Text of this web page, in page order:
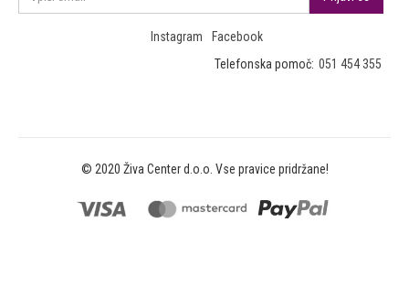
Instagram
Facebook
Telefonska pomoč: 051 454 355
© 2020 Živa Center d.o.o. Vse pravice pridržane!